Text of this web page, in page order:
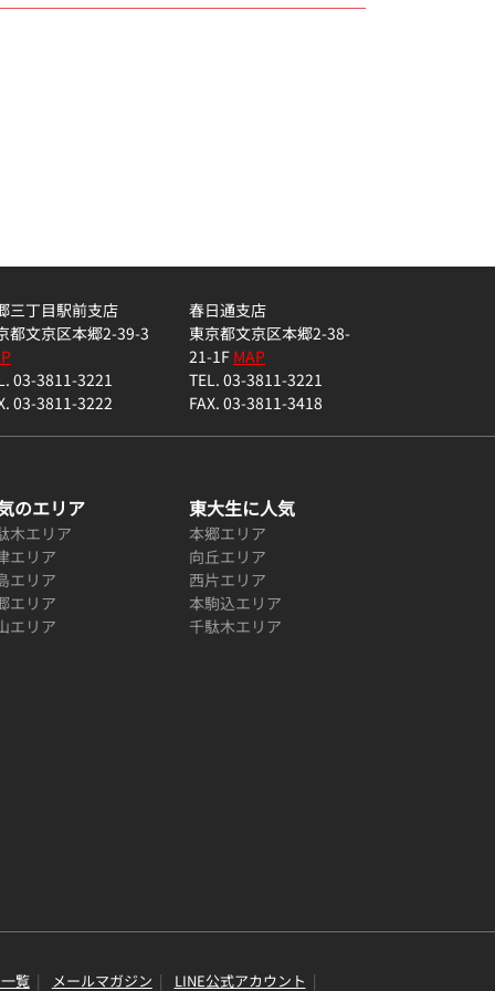
三丁目駅前支店
都文京区本郷2-39-3
03-3811-3221
03-3811-3222
春日通支店
東京都文京区本郷2-38-
21-1FMAP
TEL. 03-3811-3221
FAX. 03-3811-3418
のエリア
木エリア
エリア
エリア
エリア
エリア
東大生に人気
本郷エリア
向丘エリア
西片エリア
本駒込エリア
千駄木エリア
覧 メールマガジン LINE公式アカウント